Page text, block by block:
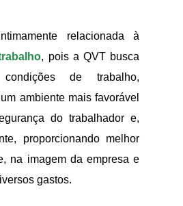
relacionada à
, pois a QVT busca
de trabalho,
ambiente mais favorável
do trabalhador e,
proporcionando melhor
na imagem da empresa e
gastos.